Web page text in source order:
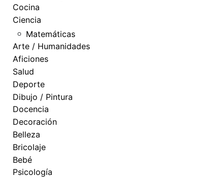
Cocina
Ciencia
Matemáticas
Arte / Humanidades
Aficiones
Salud
Deporte
Dibujo / Pintura
Docencia
Decoración
Belleza
Bricolaje
Bebé
Psicología